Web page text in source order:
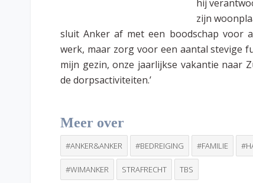
hij
zijn
sluit Anker af met een boodschap voor
werk, maar zorg voor een aantal stevige
mijn gezin, onze jaarlijkse vakantie naar
de dorpsactiviteiten.’
Meer over
#ANKER&ANKER #BEDREIGING #FAMILIE
#WIMANKER STRAFRECHT TBS